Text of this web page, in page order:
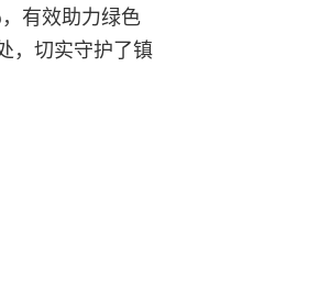
有效助力绿色
，切实守护了镇